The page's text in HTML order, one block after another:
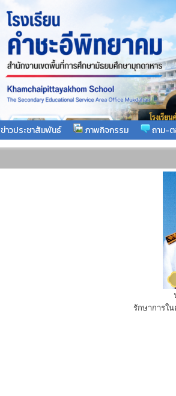
ข่าวประชาสัมพันธ์ ภาพกิจกรรม ถาม-
รักษาการใ